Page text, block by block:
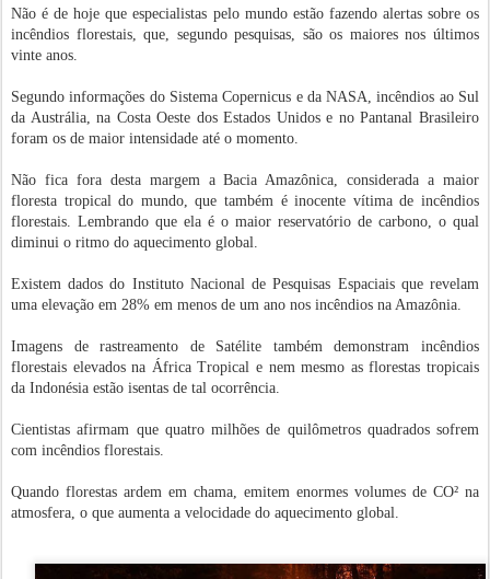
Não é de hoje que especialistas pelo mundo estão fazendo alertas sobre os
incêndios florestais, que, segundo pesquisas, são os maiores nos últimos
vinte anos.
Segundo informações do Sistema Copernicus e da NASA, incêndios ao Sul
da Austrália, na Costa Oeste dos Estados Unidos e no Pantanal Brasileiro
foram os de maior intensidade até o momento.
Não fica fora desta margem a Bacia Amazônica, considerada a maior
floresta tropical do mundo, que também é inocente vítima de incêndios
florestais. Lembrando que ela é o maior reservatório de carbono, o qual
diminui o ritmo do aquecimento global.
Existem dados do Instituto Nacional de Pesquisas Espaciais que revelam
uma elevação em 28% em menos de um ano nos incêndios na Amazônia.
Imagens de rastreamento de Satélite também demonstram incêndios
florestais elevados na África Tropical e nem mesmo as florestas tropicais
da Indonésia estão isentas de tal ocorrência.
Cientistas afirmam que quatro milhões de quilômetros quadrados sofrem
com incêndios florestais.
Quando florestas ardem em chama, emitem enormes volumes de CO² na
atmosfera, o que aumenta a velocidade do aquecimento global.